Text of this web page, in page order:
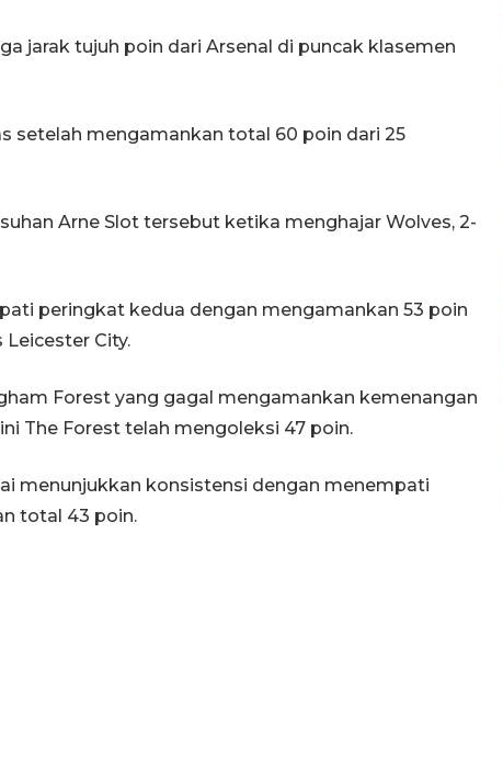
jarak tujuh poin dari Arsenal di puncak klasemen
setelah mengamankan total 60 poin dari 25
Arne Slot tersebut ketika menghajar Wolves, 2-
peringkat kedua dengan mengamankan 53 poin
City.
Forest yang gagal mengamankan kemenangan
The Forest telah mengoleksi 47 poin.
menunjukkan konsistensi dengan menempati
total 43 poin.